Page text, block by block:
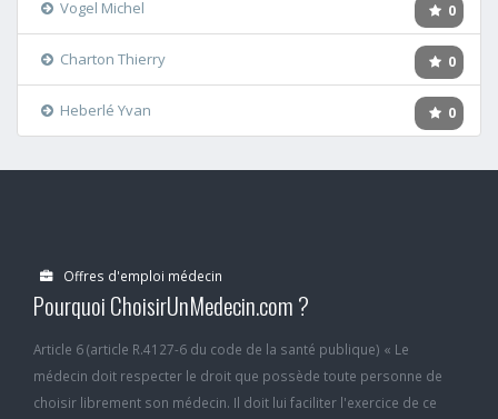
0
Vogel Michel
0
Charton Thierry
0
Heberlé Yvan
Offres d'emploi médecin
Pourquoi ChoisirUnMedecin.com ?
Article 6 (article R.4127-6 du code de la santé publique) « Le
médecin doit respecter le droit que possède toute personne de
choisir librement son médecin. Il doit lui faciliter l'exercice de ce